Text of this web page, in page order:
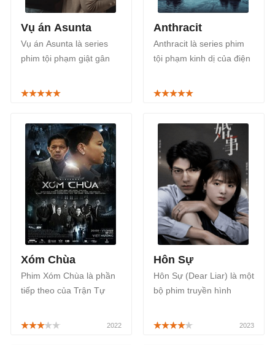
Vụ án Asunta
Vụ án Asunta là series
phim tội phạm giật gân
thật về vụ ám sát cô bé
Nha.
Anthracit
Anthracit là series phim
tội phạm kinh dị của điện
kênh Netflix từ 10/4/2024
Xóm Chùa
Phim Xóm Chùa là phần
tiếp theo của Trận Tự
hệ của Ông Nội và Tài Có
Hôn Sự
Hôn Sự (Dear Liar) là một
bộ phim truyền hình
tâm lý tình cảm, đang